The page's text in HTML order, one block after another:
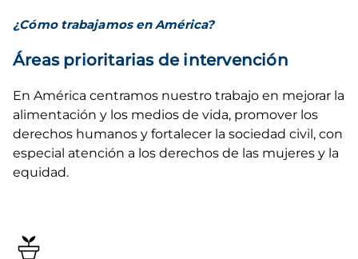
¿Cómo trabajamos en América?
Áreas prioritarias de intervención
En América centramos nuestro trabajo en mejorar la
alimentación y los medios de vida, promover los
derechos humanos y fortalecer la sociedad civil, con
especial atención a los derechos de las mujeres y la
equidad.